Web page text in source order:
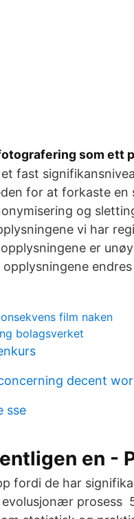
som ett
fast
for at forkaste en
og
vi har
er
film naken
bolagsverket
decent
sse
en -
fordi de har
prosess